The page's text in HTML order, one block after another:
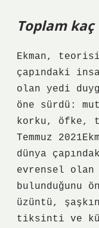
Toplam
Ekman,
çapındaki
olan yedi
öne sürdü:
korku, öfke,
Temmuz
dünya
evrensel
bulunduğunu
üzüntü,
tiksinti ve